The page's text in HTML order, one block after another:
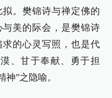
。樊锦诗与禅定佛的
美的际会，是樊锦诗
的心灵写照，也是代
、甘于奉献、勇于担
神”之隐喻。